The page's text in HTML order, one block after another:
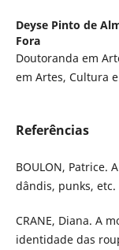
Deyse Pinto de
Fora
Doutoranda em
em Artes, Cultura
Referências
BOULON, Patrice.
dândis, punks, etc.
CRANE, Diana. A
identidade das